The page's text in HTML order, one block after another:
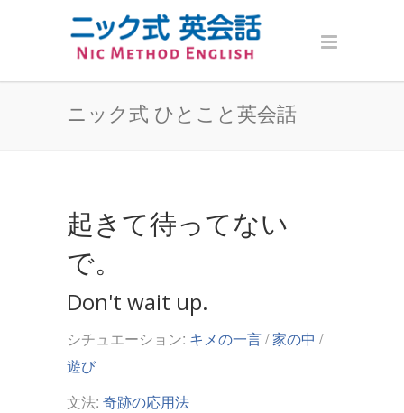
ニック式 ひとこと英会話
起きて待ってない
で。
Don't wait up.
シチュエーション: キメの一言/家の中 /
遊び
文法: 奇跡の応用法